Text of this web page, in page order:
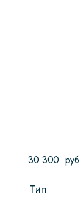
30 300 руб
Тип